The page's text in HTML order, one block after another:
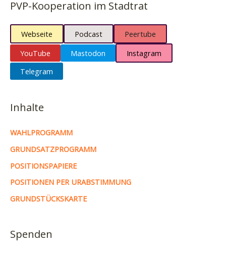
PVP-Kooperation im Stadtrat
Webseite Podcast
Peertube
YouTube
Mastodon
Instagram
Telegram
Inhalte
WAHLPROGRAMM
GRUNDSATZPROGRAMM
POSITIONSPAPIERE
POSITIONEN PER URABSTIMMUNG
GRUNDSTÜCKSKARTE
Spenden